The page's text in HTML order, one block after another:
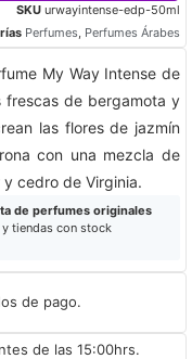
SKU urwayintense-edp-50ml
Perfumes Perfumes Árabes
My Way Intense de
frescas de bergamota y
las flores de jazmín
con una mezcla de
cedro de Virginia.
de perfumes originales
y tiendas con stock
de pago.
de las 15:00hrs.